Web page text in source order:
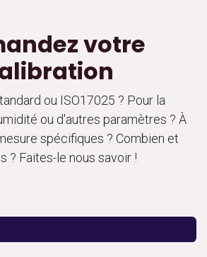
votre
ou ISO17025 ? Pour la
ou d'autres paramètres ? À
spécifiques ? Combien et
? Faites-le nous savoir !